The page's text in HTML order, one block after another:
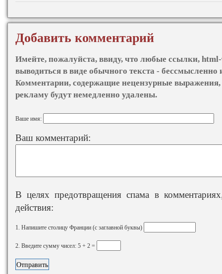
Добавить комментарий
Имейте, пожалуйста, ввиду, что любые ссылки,
выводиться в виде обычного текста - бессмысленно
Комментарии, содержащие нецензурные
рекламу будут немедленно удалены.
Ваше имя:
Ваш комментарий:
В целях предотвращения спама в
действия:
1. Напишите столицу Франции (с заглавной буквы)
2. Введите сумму чисел: 5 + 2 =